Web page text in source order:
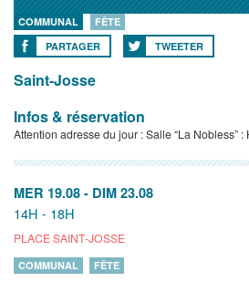
COMMUNAL
FÊTE
PARTAGER
TWEETER
Saint-Josse
Infos & réservation
Attention adresse du jour : Salle “La Nobless”
MER 19.08 - DIM 23.08
14H - 18H
PLACE SAINT-JOSSE
COMMUNAL FÊTE